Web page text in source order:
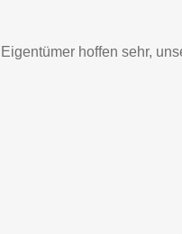
hoffen sehr,